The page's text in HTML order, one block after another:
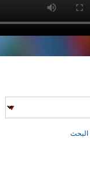
البحث